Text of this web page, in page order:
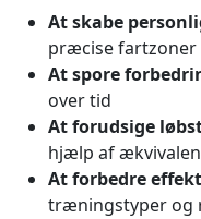
At skabe
præcise fartzoner
At spore
over tid
At forudsige
hjælp af
At forbedre
træningstyper og